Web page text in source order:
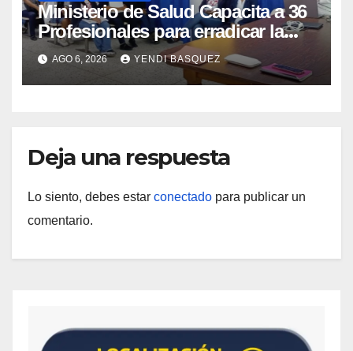
Ministerio de Salud Capacita a 36
Profesionales para erradicar la
Tuberculosis en Yaracuy
AGO 6, 2026 YENDI BASQUEZ
Deja una respuesta
Lo siento, debes estar conectado para publicar un
comentario.